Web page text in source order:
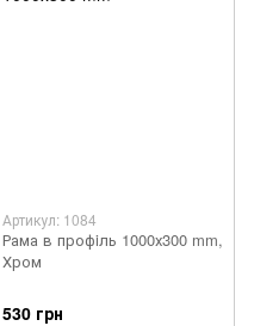
Артикул: 1084
Рама в профiль 1000х300 mm,
Хром
530 грн